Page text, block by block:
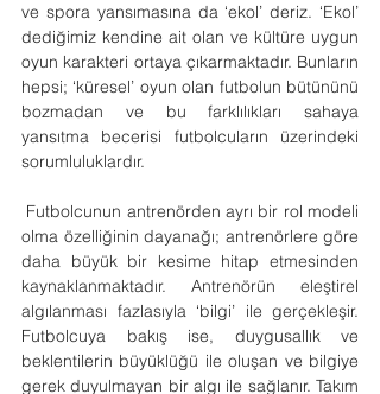
ve spora yansımasına da ‘ekol’ deriz. ‘Ekol’
dediğimiz kendine ait olan ve kültüre uygun
oyun karakteri ortaya çıkarmaktadır. Bunların
hepsi; ‘küresel’ oyun olan futbolun bütününü
bozmadan ve bu farklılıkları sahaya
yansıtma becerisi futbolcuların üzerindeki
sorumluluklardır.
Futbolcunun antrenörden ayrı bir rol modeli
olma özelliğinin dayanağı; antrenörlere göre
daha büyük bir kesime hitap etmesinden
kaynaklanmaktadır. Antrenörün eleştirel
algılanması fazlasıyla ‘bilgi’ ile gerçekleşir.
Futbolcuya bakış ise, duygusallık ve
beklentilerin büyüklüğü ile oluşan ve bilgiye
gerek duyulmayan bir algı ile sağlanır. Takım